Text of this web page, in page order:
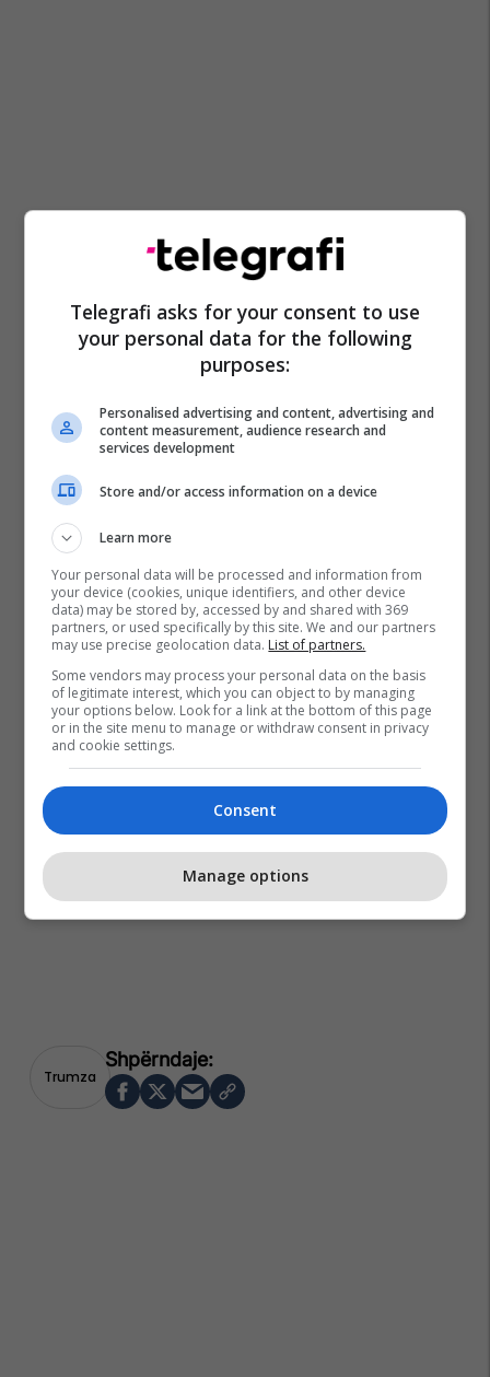
Trumza
Telegrafi asks for your consent to use
your personal data for the following
purposes:
Personalised advertising and content, advertising and
content measurement, audience research and
services development
Store and/or access information on a device
Learn more
Your personal data will be processed and information from
your device (cookies, unique identifiers, and other device
data) may be stored by, accessed by and shared with 369
partners, or used specifically by this site. We and our partners
may use precise geolocation data. List of partners.
Some vendors may process your personal data on the basis
of legitimate interest, which you can object to by managing
your options below. Look for a link at the bottom of this page
or in the site menu to manage or withdraw consent in privacy
and cookie settings.
Consent
Manage options